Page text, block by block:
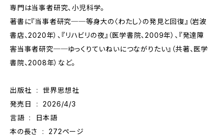
専門は当事者研究、小児科学。
著書に『当事者研究──等身大の〈わたし〉の発見と回復』（岩波
書店、2020年）、『リハビリの夜』（医学書院、2009年）、『発達障
害当事者研究──ゆっくりていねいにつながりたい』（共著、医学
書院、2008年）など。
出版社 ‏ : ‎ 世界思想社
発売日 ‏ : ‎ 2026/4/3
言語 ‏ : ‎ 日本語
本の長さ ‏ : ‎ 272ページ